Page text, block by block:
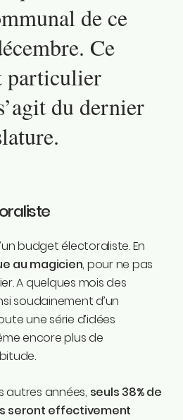
de ce
Ce
particulier
du dernier
budget électoraliste. En
au magicien, pour ne pas
A quelques mois des
soudainement d’un
une série d’idées
encore plus de
autres années, seuls 38% de
seront effectivement